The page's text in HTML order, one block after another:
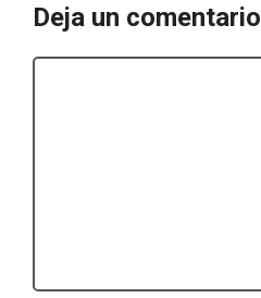
Deja un comentario